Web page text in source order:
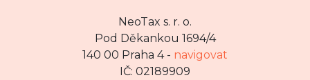
NeoTax s. r. o.
Pod Děkankou 1694/4
140 00 Praha 4 - navigovat
IČ: 02189909